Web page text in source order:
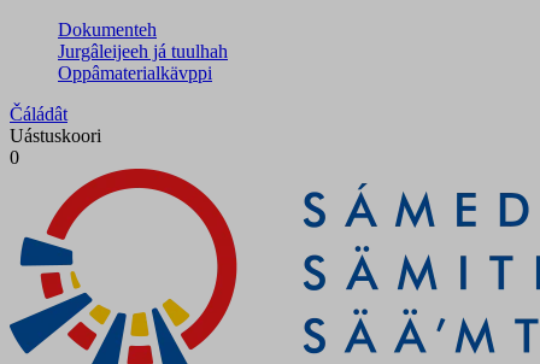
Dokumenteh
Jurgâleijeeh já tuulhah
Oppâmaterialkävppi
Čáládât
Uástuskoori
0